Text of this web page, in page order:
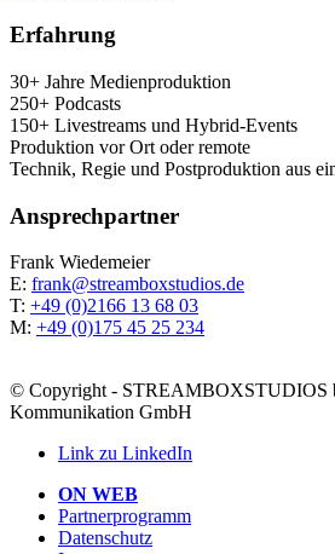
Erfah­rung
30+ Jah­re Medienproduktion
250+ Podcasts
150+ Live­streams und Hybrid-Events
Pro­duk­ti­on vor Ort oder remote
Tech­nik, Regie und Post­pro­duk­ti­on aus
Ansprech­part­ner
Frank Wie­demei­er
E: frank@streamboxstudios.de
T: +49 (0)2166 13 68 03
M: +49 (0)175 45 25 234
© Copyright - STREAMBOXSTUDIOS
Kommunikation GmbH
Link zu LinkedIn
ON WEB
Part­ner­pro­gramm
Daten­schutz